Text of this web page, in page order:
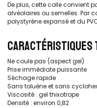
De plus, cette colle convient
alvéolaires ou semelles. Par
polystyrène expansé et du
CARACTÉRISTIQUES
Ne coule pas (aspect gel)
Prise immédiate puissante
Séchage rapide
Sans toluène et sans
Viscosité : gel thixotrope
Densité : environ 0,82